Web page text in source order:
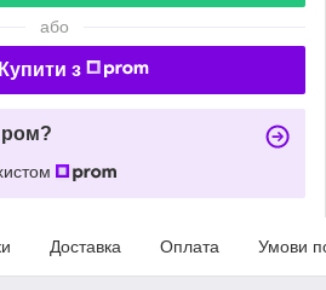
або
Купити з
Доставка Оплата Умови